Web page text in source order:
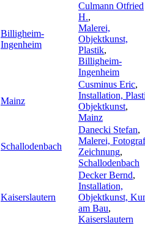
Billigheim-
Ingenheim
Culmann Otfried
H.,
Malerei,
Objektkunst,
Plastik,
Billigheim-
Ingenheim
Mainz
Cusminus Eric,
Installation,
Objektkunst,
Mainz
Schallodenbach
Danecki Stefan,
Malerei,
Zeichnung,
Schallodenbach
Kaiserslautern
Decker Bernd,
Installation,
Objektkunst,
am Bau,
Kaiserslautern